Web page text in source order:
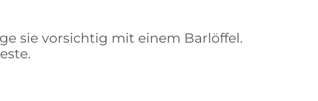
sie vorsichtig mit einem Barlöffel.